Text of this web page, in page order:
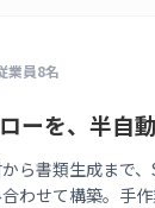
業員8名
ーを、半自
ら書類生成まで
わせて構築。手